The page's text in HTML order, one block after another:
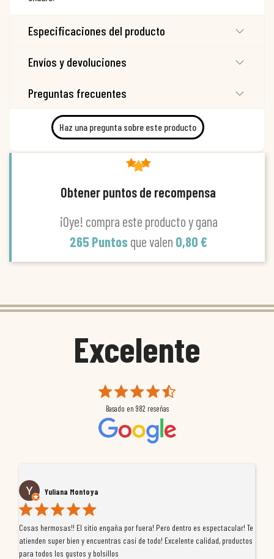
Especificaciones del producto
Envíos y devoluciones
Preguntas frecuentes
Haz una pregunta sobre este producto
Obtener puntos de recompensa
¡Oye! compra este producto y gana
265 Puntos que valen 0,80 €
Excelente
Basado en 982 reseñas
Yuliana Montoya
Cosas hermosas!! El sitio engaña por fuera! Pero dentro es espectacular! Te
atienden super bien y encuentras casi de todo! Excelente calidad, productos
para todos los gustos y bolsillos